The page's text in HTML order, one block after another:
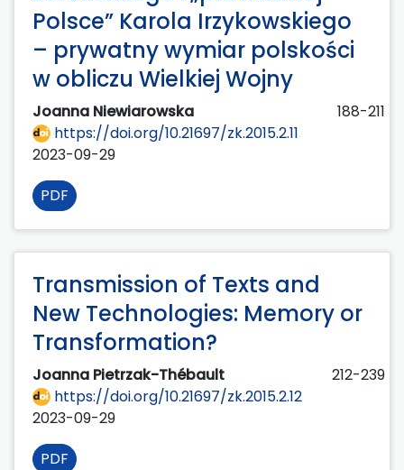
Polsce” Karola Irzykowskiego
– prywatny wymiar polskości
w obliczu Wielkiej Wojny
Joanna Niewiarowska
188-211
https://doi.org/10.21697/zk.2015.2.11
2023-09-29
PDF
Transmission of Texts and
New Technologies: Memory or
Transformation?
Joanna Pietrzak-Thébault
212-239
https://doi.org/10.21697/zk.2015.2.12
2023-09-29
PDF